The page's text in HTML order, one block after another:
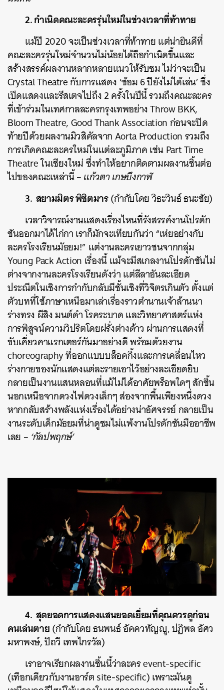
2. กำเนิดคณะละครรุ่นใหม่ในช่วงเวลาที่ท้าทาย
แม้ปี 2020 จะเป็นช่วงเวลาที่ท้าทาย แต่น่ายินดีที่
คณะละครรุ่นใหม่จำนวนไม่น้อยได้ถือกำเนิดขึ้นและ
สร้างสรรค์ผลงานหลากหลายแนวให้รับชม ไม่ว่าจะเป็น
Crystal Theatre กับการแสดง ‘ซ้อม 6 ปียังไม่ได้เล่น’ ซึ่ง
เปิดแสดงและรีสเตจไปถึง 2 ครั้งในปีนี้ รวมถึงคณะละคร
ที่เข้าร่วมในเทศกาลละครกรุงเทพอย่าง Throw BKK,
Bloom Theatre, Good Thank Association ก่อนจะปิด
ท้ายปีด้วยผลงานมิวสิคัลจาก Aorta Production รวมถึง
การเกิดคณะละครใหม่ในแต่ละภูมิภาค เช่น Part Time
Theatre ในเชียงใหม่ ซึ่งทำให้อยากติดตามผลงานชิ้นต่อ
ไปของคณะเหล่านี้ –แก้วตา เกษบึงกาฬ
3. สยามมิตร พิชิตมาร(กำกับโดย วิธะวินธ์ ธนะชัย)
เวลาวิจารณ์งานแสดงเรื่องไหนที่รังสรรค์งานโปรดัก
ชันออกมาได้ไก่กา เราก็มักจะเทียบกันว่า “เห่ยอย่างกับ
ละครโรงเรียนมัธยม!” แต่งานละครเยาวชนจากกลุ่ม
Young Pack Action เรื่องนี้ แม้จะมีสเกลงานโปรดักชันไม่
ต่างจากงานละครโรงเรียนดังว่า แต่ลีลาอันละเอียด
ประณีตในเชิงการกำกับกลับมีชั้นเชิงที่วิจิตรเกินตัว ตั้งแต่
ตัวบทที่ใช้ภาษาเหนือมาเล่าเรื่องราวตำนานเจ้าล้านนา
ร่างทรง ผีสิง มนต์ดำ โรคระบาด และวิทยาศาสตร์แห่ง
การพิสูจน์ความวิปริตโดยฝรั่งต่างด้าว ผ่านการแสดงที่
ขับเคี่ยวคาแรกเตอร์กันมาอย่างดี พร้อมด้วยงาน
choreography ที่ออกแบบบล็อคกิ้งและการเคลื่อนไหว
ร่างกายของนักแสดงแต่ละรายเอาไว้อย่างละเอียดยิบ
กลายเป็นงานแสนหลอนที่แม้ไม่ได้อาศัยพร็อพใดๆ สักชิ้น
นอกเหนือจากดวงไฟดวงเล็กๆ ส่องจากพื้นเพียงหนึ่งดวง
หากกลับสร้างพลังแห่งเรื่องได้อย่างน่าอัศจรรย์ กลายเป็น
งานระดับเด็กมัธยมที่น่าดูชมไม่แพ้งานโปรดักชันมืออาชีพ
เลย – ‘กัลปพฤกษ์’
4. สุดยอดการแสดงแสนยอดเยี่ยมที่คุณควรดูก่อน
คนเล่นตาย(กำกับโดย ธนพนธ์ อัคควทัญญู, ปฏิพล อัศว
มหาพงษ์, ปัถวี เทพไกรวัล)
เราอาจเรียกผลงานชิ้นนี้ว่าละคร event-specific
(เทือกเดียวกับงานอาร์ต site-specific) เพราะมันดู